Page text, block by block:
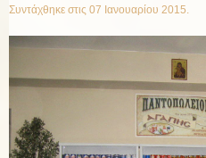
Συντάχθηκε στις 07 Ιανουαρίου 2015.